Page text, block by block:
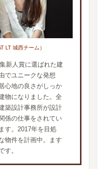
LT 城西チーム）
新人賞に選ばれた建
でユニークな発想
心地の良さがしっか
物になりました。全
築設計事務所が設計
係の仕事をされてい
す。2017年を目処
物件を計画中。ます
す。